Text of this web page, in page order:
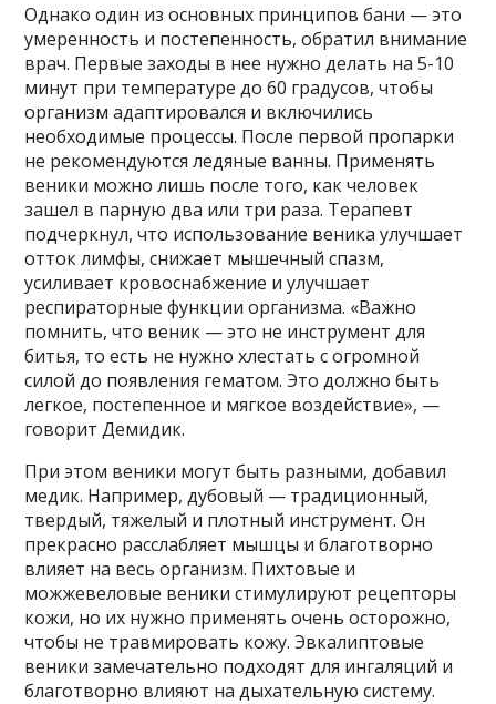
Однако один из основных принципов бани — это
умеренность и постепенность, обратил внимание
врач. Первые заходы в нее нужно делать на 5-10
минут при температуре до 60 градусов, чтобы
организм адаптировался и включились
необходимые процессы. После первой пропарки
не рекомендуются ледяные ванны. Применять
веники можно лишь после того, как человек
зашел в парную два или три раза. Терапевт
подчеркнул, что использование веника улучшает
отток лимфы, снижает мышечный спазм,
усиливает кровоснабжение и улучшает
респираторные функции организма. «Важно
помнить, что веник — это не инструмент для
битья, то есть не нужно хлестать с огромной
силой до появления гематом. Это должно быть
легкое, постепенное и мягкое воздействие», —
говорит Демидик.
При этом веники могут быть разными, добавил
медик. Например, дубовый — традиционный,
твердый, тяжелый и плотный инструмент. Он
прекрасно расслабляет мышцы и благотворно
влияет на весь организм. Пихтовые и
можжевеловые веники стимулируют рецепторы
кожи, но их нужно применять очень осторожно,
чтобы не травмировать кожу. Эвкалиптовые
веники замечательно подходят для ингаляций и
благотворно влияют на дыхательную систему.